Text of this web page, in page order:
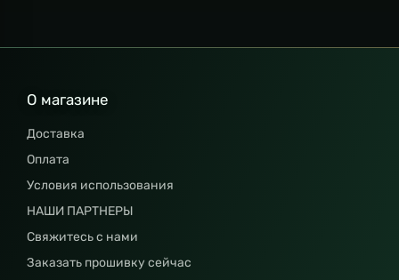
О магазине
Доставка
Оплата
Условия использования
НАШИ ПАРТНЕРЫ
Свяжитесь с нами
Заказать прошивку сейчас